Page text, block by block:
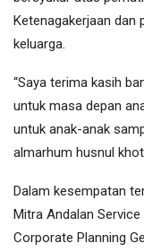
Ketenagakerjaan dan
keluarga.
“Saya terima kasih
untuk masa depan
untuk anak-anak
almarhum husnul
Dalam kesempatan
Mitra Andalan
Corporate Planning